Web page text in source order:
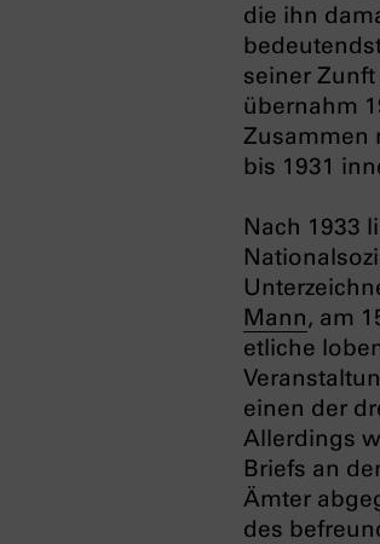
die ihn
seiner
übernahm
Zusammen
bis 1931
Nach 1933
Mann, am
etliche
einen der
Allerdings
Briefs an
Ämter
des